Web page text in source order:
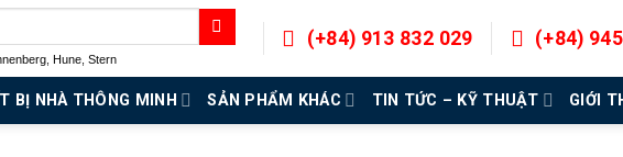
Hune Stern
(+84) 913 832 029 (+84)
BỊ NHÀ THÔNG MINH SẢN PHẨM KHÁC TIN TỨC – KỸ THUẬT GIỚI